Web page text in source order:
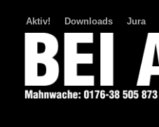
Aktiv! Downloads Jura